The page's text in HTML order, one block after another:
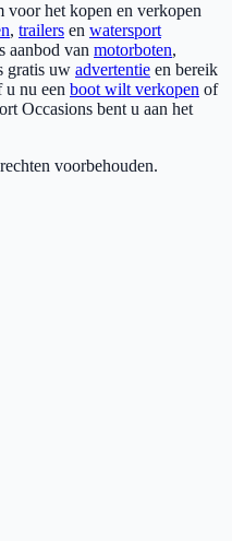
voor het kopen en verkopen
, trailers en watersport
aanbod van motorboten,
gratis uw advertentie en bereik
u nu een boot wilt verkopen of
Occasions bent u aan het
voorbehouden.